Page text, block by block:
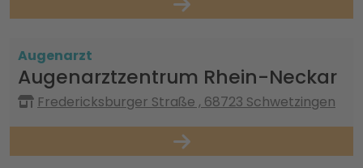
Augenarzt
Augenarztzentrum Rhein-Neckar
Fredericksburger Straße , 68723 Schwetzingen